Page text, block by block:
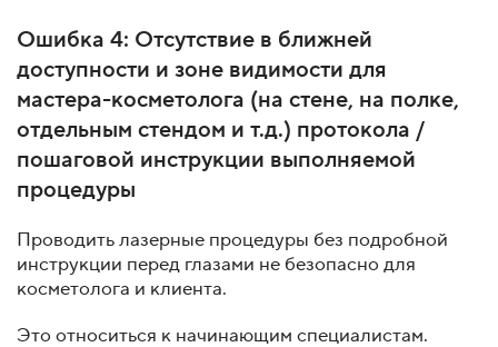
Ошибка 4: Отсутствие в ближней
доступности и зоне видимости для
мастера-косметолога (на стене, на полке,
отдельным стендом и т.д.) протокола /
пошаговой инструкции выполняемой
процедуры
Проводить лазерные процедуры без подробной
инструкции перед глазами не безопасно для
косметолога и клиента.
Это относиться к начинающим специалистам.